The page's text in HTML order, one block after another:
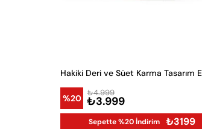
%20 ₺3.999
₺4.999
Sepette %20 İndirim ₺3199